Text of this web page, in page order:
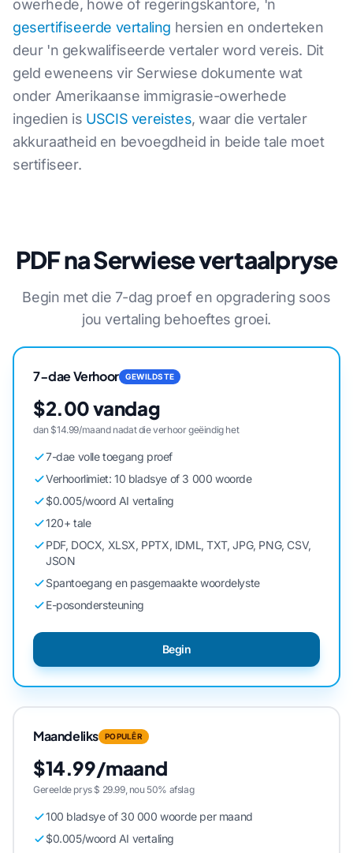
owerhede, howe of regeringskantore, 'n
gesertifiseerde vertaling hersien en onderteken
deur 'n gekwalifiseerde vertaler word vereis. Dit
geld eweneens vir Serwiese dokumente wat
onder Amerikaanse immigrasie-owerhede
ingedien is USCIS vereistes, waar die vertaler
akkuraatheid en bevoegdheid in beide tale moet
sertifiseer.
PDF na Serwiese vertaalpryse
Begin met die 7-dag proef en opgradering soos
jou vertaling behoeftes groei.
7-dae Verhoor GEWILDSTE
$2.00 vandag
dan $14.99/maand nadat die verhoor geëindig het
7-dae volle toegang proef
Verhoorlimiet: 10 bladsye of 3 000 woorde
$0.005/woord AI vertaling
120+ tale
PDF, DOCX, XLSX, PPTX, IDML, TXT, JPG, PNG, CSV,
JSON
Spantoegang en pasgemaakte woordelyste
E-posondersteuning
Begin
Maandeliks POPULÊR
$14.99/maand
Gereelde prys $ 29.99, nou 50% afslag
100 bladsye of 30 000 woorde per maand
$0.005/woord AI vertaling